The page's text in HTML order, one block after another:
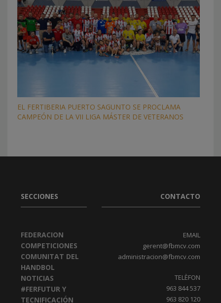
EL FERTIBERIA PUERTO SAGUNTO SE PROCLAMA
CAMPEÓN DE LA VII LIGA MÁSTER DE VETERANOS
SECCIONES
FEDERACION
COMPETICIONES
COMUNITAT DEL
HANDBOL
NOTICIAS
#FERFUTUR Y
TECNIFICACIÓN
CONTACTO
EMAIL
gerent@fbmcv.com
administracion@fbmcv.com
TELÈFON
963 844 537
963 820 120